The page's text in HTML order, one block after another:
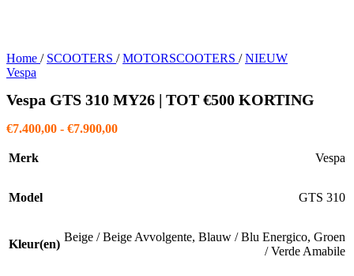
Home / SCOOTERS / MOTORSCOOTERS / NIEUW
Vespa
Vespa GTS 310 MY26 | TOT €500 KORTING
€7.400,00 - €7.900,00Prijsklasse:
Merk Vespa
Model GTS 310
Kleur(en)
Beige / Beige Avvolgente, Blauw / Blu Energico, Groen
/ Verde Amabile